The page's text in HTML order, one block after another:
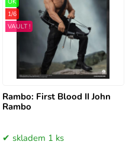
Rambo: First Blood II John
Rambo
1/6
VAULT !
skladem 1 ks